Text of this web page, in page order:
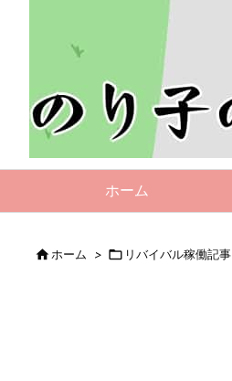
ホーム
ホーム >  リバイバル稼働記事